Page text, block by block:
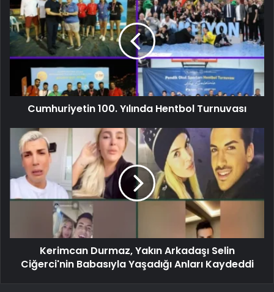
Cumhuriyetin 100. Yılında Hentbol Turnuvası
Kerimcan Durmaz, Yakın Arkadaşı Selin
Ciğerci'nin Babasıyla Yaşadığı Anları Kaydeddi